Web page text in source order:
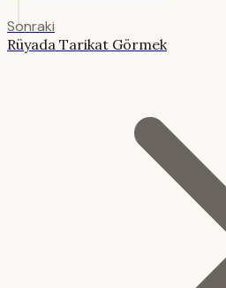
Sonraki
Rüyada Tarikat Görmek